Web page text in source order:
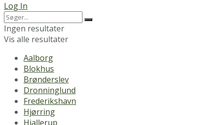
Log In
Ingen resultater
Vis alle resultater
Aalborg
Blokhus
Brønderslev
Dronninglund
Frederikshavn
Hjørring
Hjallerup